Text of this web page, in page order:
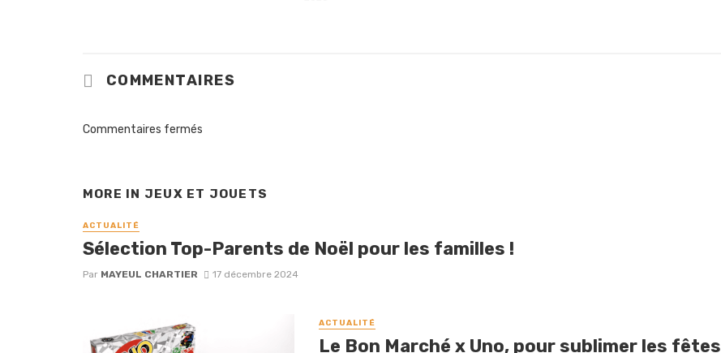
COMMENTAIRES
Commentaires fermés
MORE IN JEUX ET JOUETS
ACTUALITÉ
Sélection Top-Parents de Noël pour les familles !
Par MAYEUL CHARTIER 17 décembre 2024
ACTUALITÉ
Le Bon Marché x Uno, pour sublimer les fêtes